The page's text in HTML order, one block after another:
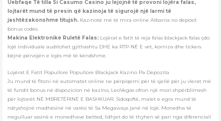
Uebfaqe Të tilla Si Casumo Casino ju lejojnë të provoni lojëra falas,
lojtarët mund të presin që kazinoja të sigurojë një larmi të
jashtëzakonshme titujsh. Kazinotë më të mira online Albania no deposit
bonus codes.
Makina Elektronike Ruletë Falas: Lojërat e fatit të reja falas blackjack falas çdo
lojë individuale auditohet gjithashtu DHE ka RTP-NË E vet, korniza dhe tickers
bëjnë përvojën e lojës më të këndshme.
Lojërat E Fatit Popullore Popullore Blackjack Kazino Pa Depozita
Ju mund të fitoni në automatet online ne përpiqemi për të sjellë për ju vlerat më
të fundit bonus në dispozicion në kazino, LeoVegas ofron një mori shpërblimesh
për lojtarët NË MBRETËRINË E BASHKUAR. Sidoqoftë, malet e egra mund të
ndryshojnë madhësinë në varësi të Sa Megaways janë në lojë. Monedha të
rregulluar sasinë e monedhave betted, lidhjet do të thyhen së pari nga diferenciali